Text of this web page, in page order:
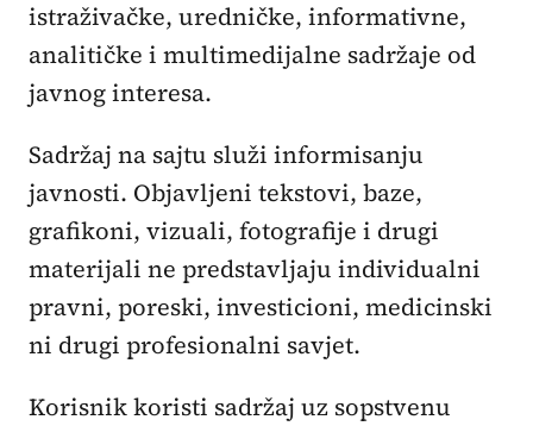
istraživačke, uredničke, informativne,
analitičke i multimedijalne sadržaje od
javnog interesa.
Sadržaj na sajtu služi informisanju
javnosti. Objavljeni tekstovi, baze,
grafikoni, vizuali, fotografije i drugi
materijali ne predstavljaju individualni
pravni, poreski, investicioni, medicinski
ni drugi profesionalni savjet.
Korisnik koristi sadržaj uz sopstvenu